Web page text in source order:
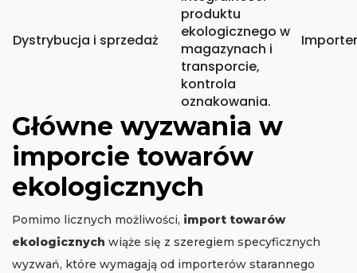
Dystrybucja i sprzedaż
produktu
ekologicznego w
magazynach i
transporcie,
kontrola
oznakowania.
Główne wyzwania w
imporcie towarów
ekologicznych
Pomimo licznych możliwości, import towarów
ekologicznych wiąże się z szeregiem specyficznych
wyzwań, które wymagają od importerów starannego